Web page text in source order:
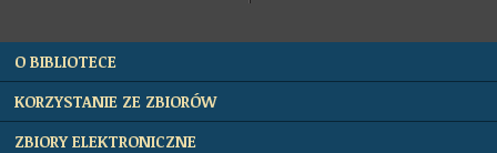
O BIBLIOTECE
KORZYSTANIE ZE ZBIORÓW
ZBIORY ELEKTRONICZNE